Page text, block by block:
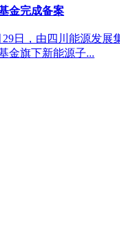
金完成备案
日，由四川能源发展
金旗下新能源子...